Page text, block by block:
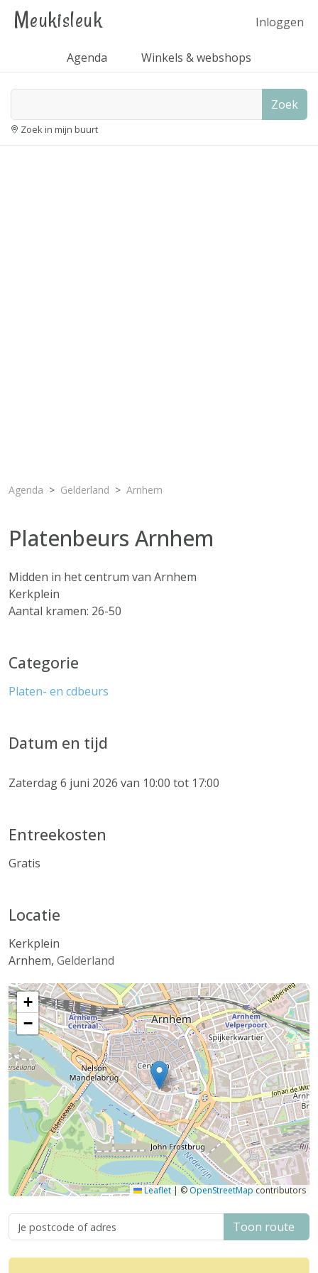
Meukisleuk Inloggen
Agenda Winkels & webshops
Zoek
Zoek in mijn buurt
Agenda Gelderland Arnhem
Platenbeurs Arnhem
Midden in het centrum van Arnhem
Kerkplein
Aantal kramen: 26-50
Categorie
Platen- en cdbeurs
Datum en tijd
Zaterdag 6 juni 2026 van 10:00 tot 17:00
Entreekosten
Gratis
Locatie
Kerkplein
Arnhem, Gelderland
+
−
Leaflet|© OpenStreetMap contributors
Toon route